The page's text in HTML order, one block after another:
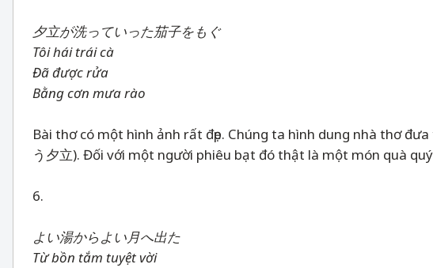
夕立が洗っていった茄子をもぐ
Tôi hái trái cà
Đã được rửa
Bằng cơn mưa rào
Bài thơ có một hình ảnh rất đẹp. Chúng ta hình dung nhà thơ
う夕立). Đối với một người phiêu bạt đó thật là một món quà
6.
よい湯からよい月へ出た
Từ bồn tắm tuyệt vời